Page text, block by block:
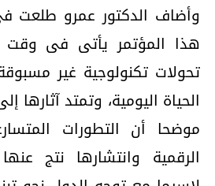
وأضاف الدكتور عمرو طلعت
هذا المؤتمر يأتى فى وقت
تحولات تكنولوجية غير
الحياة اليومية، وتمتد آثارها
موضحا أن التطورات
الرقمية وانتشارها نتج